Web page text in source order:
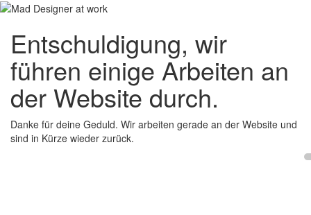
Entschuldigung, wir
führen einige Arbeiten an
der Website durch.
Danke für deine Geduld. Wir arbeiten gerade an der Website und
sind in Kürze wieder zurück.